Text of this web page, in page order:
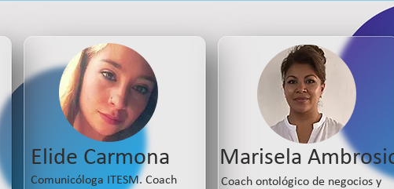
Elide Carmona
Comunicóloga ITESM. Coach
Marisela
Coach ontológico de negocios y